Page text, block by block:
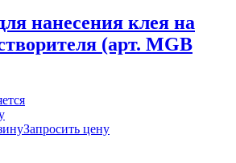
нанесения клея на
(арт. MGB
Запросить цену